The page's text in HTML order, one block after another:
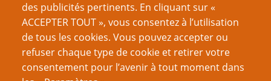
des publicités pertinents. En cliquant sur «
ACCEPTER TOUT », vous consentez à l’utilisation
de tous les cookies. Vous pouvez accepter ou
refuser chaque type de cookie et retirer votre
consentement pour l’avenir à tout moment dans
VOUS AIMEREZ AUSSI
La théorie SIMB : l'évolution du LNS
Je vais t'en donner moi du modèle à trois volets !